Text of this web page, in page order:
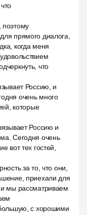
поэтому
прямого диалога,
когда меня
что
Россию, и
очень много
которые
Россию и
Сегодня очень
вот тех гостей,
за то, что они,
приехали для
и мы рассматриваем
с хорошими